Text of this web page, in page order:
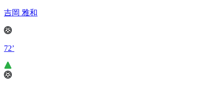
吉岡 雅和
72’